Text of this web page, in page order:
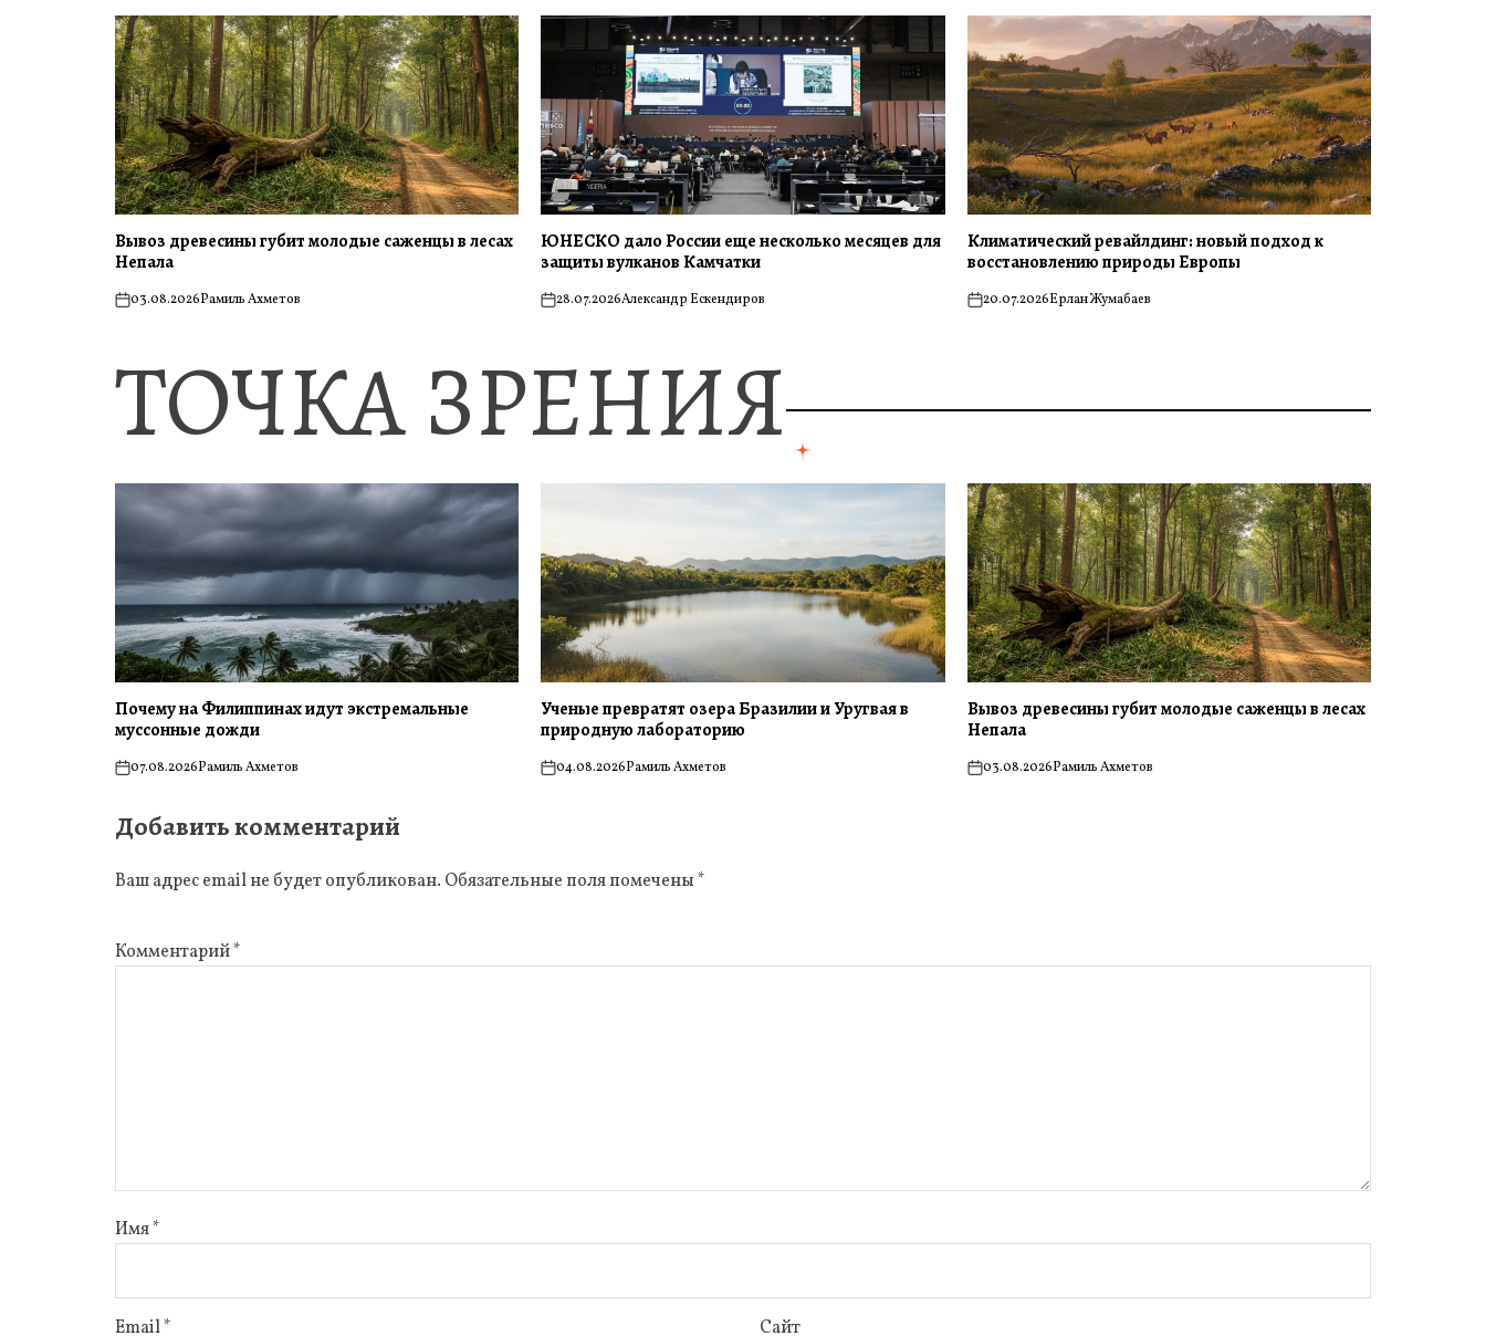
Вывоз древесины губит молодые саженцы в лесах
Непала
on03.08.2026Рамиль Ахметов
ЮНЕСКО дало России еще несколько месяцев для
защиты вулканов Камчатки
on28.07.2026Александр Ескендиров
Климатический ревайлдинг: новый подход к
восстановлению природы Европы
on20.07.2026Ерлан Жумабаев
ТОЧКА ЗРЕНИЯ
Почему на Филиппинах идут экстремальные
муссонные дожди
on07.08.2026Рамиль Ахметов
Ученые превратят озера Бразилии и Уругвая в
природную лабораторию
on04.08.2026Рамиль Ахметов
Вывоз древесины губит молодые саженцы в лесах
Непала
on03.08.2026Рамиль Ахметов
Добавить комментарий
Ваш адрес email не будет опубликован. Обязательные поля помечены*
Комментарий*
Имя*
Email* Сайт